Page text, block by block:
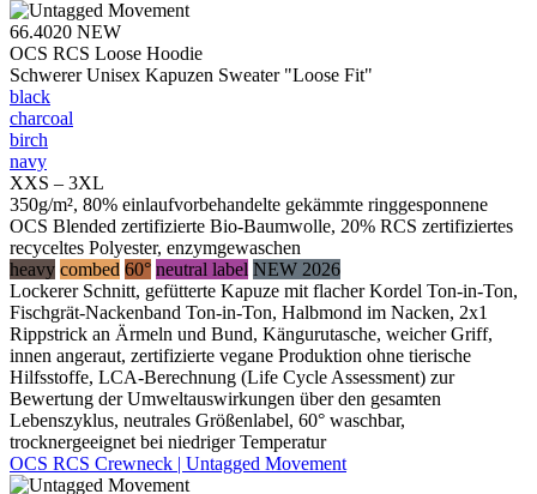
66.4020 NEW
OCS RCS Loose Hoodie
Schwerer Unisex Kapuzen Sweater "Loose Fit"
black
charcoal
birch
navy
XXS – 3XL
350g/m², 80% einlaufvorbehandelte gekämmte ringgesponnene
OCS Blended zertifizierte Bio-Baumwolle, 20% RCS zertifiziertes
recyceltes Polyester, enzymgewaschen
heavy combed 60° neutral label NEW 2026
Lockerer Schnitt, gefütterte Kapuze mit flacher Kordel Ton-in-Ton,
Fischgrät-Nackenband Ton-in-Ton, Halbmond im Nacken, 2x1
Rippstrick an Ärmeln und Bund, Kängurutasche, weicher Griff,
innen angeraut, zertifizierte vegane Produktion ohne tierische
Hilfsstoffe, LCA-Berechnung (Life Cycle Assessment) zur
Bewertung der Umweltauswirkungen über den gesamten
Lebenszyklus, neutrales Größenlabel, 60° waschbar,
trocknergeeignet bei niedriger Temperatur
OCS RCS Crewneck | Untagged Movement